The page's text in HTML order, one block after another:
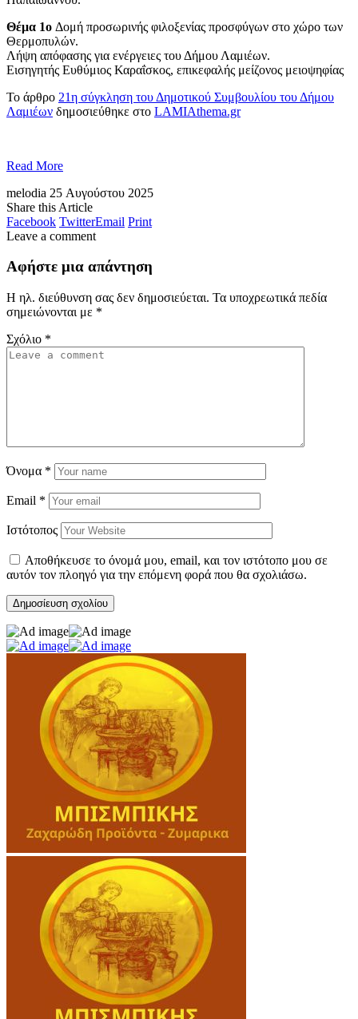
Θέμα 1ο Δομή προσωρινής φιλοξενίας προσφύγων στο χώρο των
Θερμοπυλών.
Λήψη απόφασης για ενέργειες του Δήμου Λαμιέων.
Εισηγητής Ευθύμιος Καραΐσκος, επικεφαλής μείζονος μειοψηφίας
Το άρθρο 21η σύγκληση του Δημοτικού Συμβουλίου του Δήμου
Λαμιέων δημοσιεύθηκε στο LAMIAthema.gr
Read More
melodia 25 Αυγούστου 2025
Share this Article
Facebook TwitterEmail Print
Leave a comment
Αφήστε μια απάντηση
Η ηλ. διεύθυνση σας δεν δημοσιεύεται. Τα υποχρεωτικά πεδία
σημειώνονται με *
Σχόλιο *
Όνομα *
Email *
Ιστότοπος
Αποθήκευσε το όνομά μου, email, και τον ιστότοπο μου σε
αυτόν τον πλοηγό για την επόμενη φορά που θα σχολιάσω.